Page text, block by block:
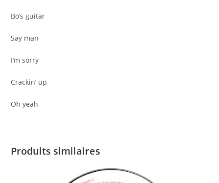
Bo’s guitar
Say man
I’m sorry
Crackin’ up
Oh yeah
Produits similaires